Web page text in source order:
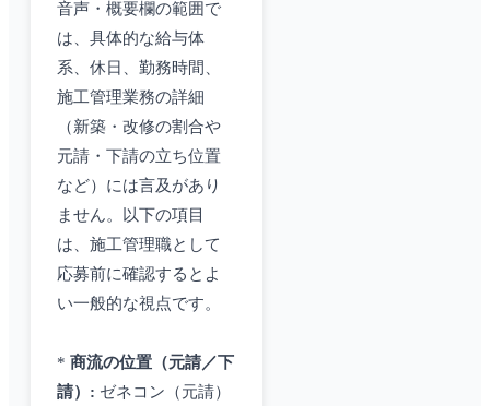
音声・概要欄の範囲で
は、具体的な給与体
系、休日、勤務時間、
施工管理業務の詳細
（新築・改修の割合や
元請・下請の立ち位置
など）には言及があり
ません。以下の項目
は、施工管理職として
応募前に確認するとよ
い一般的な視点です。
* 商流の位置（元請／下
請）: ゼネコン（元請）